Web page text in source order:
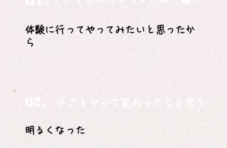
体験に行ってやってみたいと思ったか
ら
チアをやって変わったなと思うこと
明るくなった